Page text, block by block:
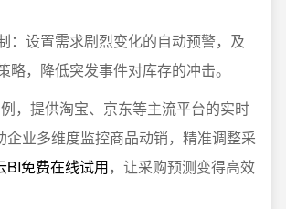
：设置需求剧烈变化的自动预警，及
略，降低突发事件对库存的冲击。
例，提供淘宝、京东等主流平台的实时
企业多维度监控商品动销，精准调整采
BI免费在线试用，让采购预测变得高效